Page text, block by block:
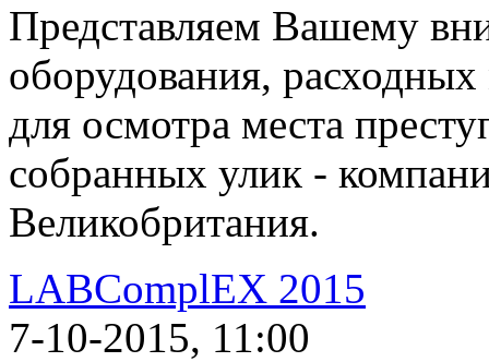
Представляем Вашему
оборудования,
для осмотра места
собранных улик -
Великобритания.
LABComplEX 2015
7-10-2015, 11:00